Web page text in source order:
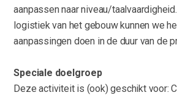
aanpassen naar niveau/
logistiek van het gebouw kunnen we
aanpassingen doen in de duur van de
Speciale doelgroep
Deze activiteit is (ook) geschikt voor: